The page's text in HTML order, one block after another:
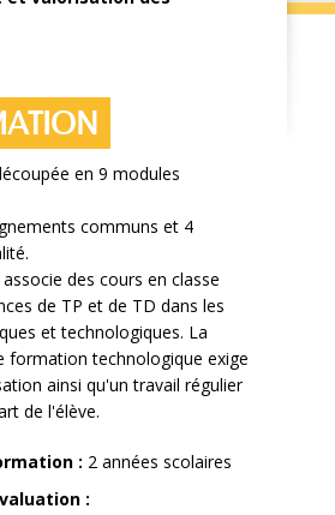
en 9 modules
communs et 4
des cours en classe
de TP et de TD dans les
et technologiques. La
formation technologique exige
ainsi qu'un travail régulier
de l'élève.
: 2 années scolaires
: